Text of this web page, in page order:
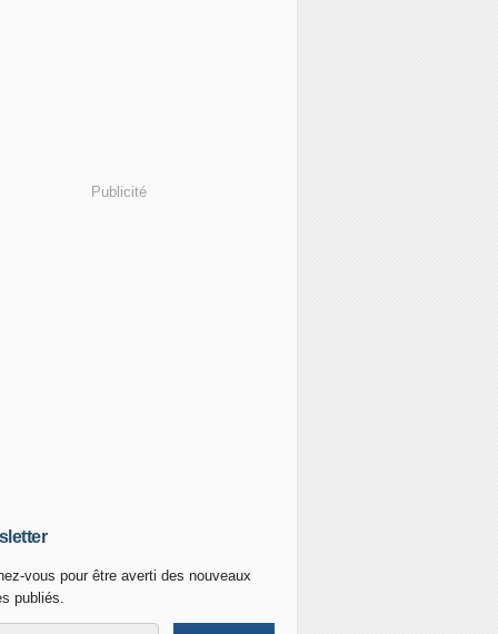
Publicité
vous pour être averti des nouveaux
publiés.